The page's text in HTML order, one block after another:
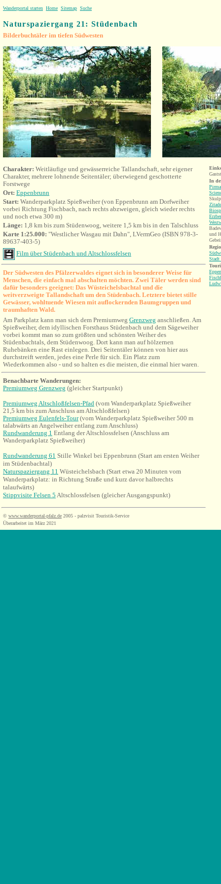
Wanderportal starten Home Sitemap Suche
Naturspaziergang 21: Stüdenbach
Bilderbuchtäler im tiefen Südwesten
Charakter: Weitläufige und gewässerreiche Tallandschaft, sehr eigener
Charakter, mehrere lohnende Seitentäler; überwiegend geschotterte
Forstwege
Ort: Eppenbrunn
Start: Wanderparkplatz Spießweiher (von Eppenbrunn am Dorfweiher
vorbei Richtung Fischbach, nach rechts abzweigen, gleich wieder rechts
und noch etwa 300 m)
Länge: 1,8 km bis zum Stüdenwoog, weitere 1,5 km bis in den Talschluss
Karte 1:25.000: "Westlicher Wasgau mit Dahn", LVermGeo (ISBN 978-3-
89637-403-5)
Film über Stüdenbach und Altschlossfelsen
Der Südwesten des Pfälzerwaldes eignet sich in besonderer Weise für
Menschen, die einfach mal abschalten möchten. Zwei Täler werden sind
dafür besonders geeignet: Das Wüsteichelsbachtal und die
weitverzweigte Tallandschaft um den Stüdenbach. Letztere bietet stille
Gewässer, wohltuende Wiesen mit auflockernden Baumgruppen und
traumhaften Wald.
Am Parkplatz kann man sich dem Premiumweg Grenzweg anschließen. Am
Spießweiher, dem idyllischen Forsthaus Stüdenbach und dem Sägeweiher
vorbei kommt man so zum größten und schönsten Weiher des
Stüdenbachtals, dem Stüdenwoog. Dort kann man auf hölzernen
Ruhebänken eine Rast einlegen. Drei Seitentäler können von hier aus
durchstreift werden, jedes eine Perle für sich. Ein Platz zum
Wiederkommen also - und so halten es die meisten, die einmal hier waren.
Benachbarte Wanderungen:
Premiumweg Grenzweg (gleicher Startpunkt)
Premiumweg Altschloßfelsen-Pfad (vom Wanderparkplatz Spießweiher
21,5 km bis zum Anschluss am Altschloßfelsen)
Premiumweg Eulenfels-Tour(vom Wanderparkplatz Spießweiher 500 m
talabwärts an Angelweiher entlang zum Anschluss)
Rundwanderung 1 Entlang der Altschlossfelsen (Anschluss am
Wanderparkplatz Spießweiher)
Rundwanderung 61 Stille Winkel bei Eppenbrunn (Start am ersten Weiher
im Stüdenbachtal)
Naturspaziergang 11 Wüsteichelsbach (Start etwa 20 Minuten vom
Wanderparkplatz: in Richtung Straße und kurz davor halbrechts
talaufwärts)
Stippvisite Felsen 5 Altschlossfelsen (gleicher Ausgangspunkt)
© www.wanderportal-pfalz.de 2005 - palzvisit Touristik-Service
Überarbeitet im März 2021
In
und
Stadt